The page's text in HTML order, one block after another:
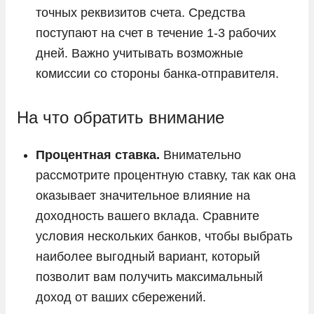
точных реквизитов счета. Средства
поступают на счет в течение 1-3 рабочих
дней. Важно учитывать возможные
комиссии со стороны банка-отправителя.
На что обратить внимание
Процентная ставка. Внимательно
рассмотрите процентную ставку, так как она
оказывает значительное влияние на
доходность вашего вклада. Сравните
условия нескольких банков, чтобы выбрать
наиболее выгодный вариант, который
позволит вам получить максимальный
доход от ваших сбережений.